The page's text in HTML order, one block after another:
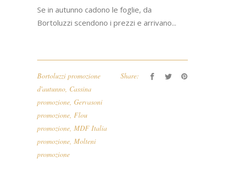
Se in autunno cadono le foglie, da
Bortoluzzi scendono i prezzi e arrivano...
Bortoluzzi promozione
d'autunno Cassina
promozione Gervasoni
promozione Flou
promozione MDF Italia
promozione Molteni
promozione
Share: